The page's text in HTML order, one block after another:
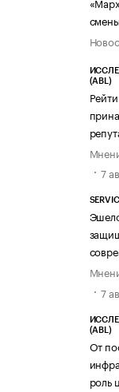
(ABL)
7
7
(ABL)
От
роль